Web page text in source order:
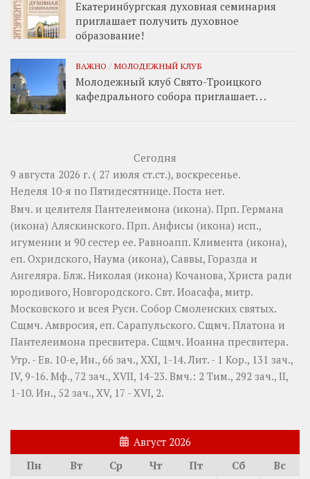
Екатеринбургская духовная семинария
приглашает получить духовное
образование!
ВАЖНО / МОЛОДЕЖНЫЙ КЛУБ
Молодежный клуб Свято-Троицкого
кафедрального собора приглашает. . .
Сегодня
9 августа 2026 г. ( 27 июля ст.ст.), воскресенье.
Неделя 10-я по Пятидесятнице. Поста нет.
Вмч. и целителя Пантелеимона (икона). Прп. Германа
(икона) Аляскинского. Прп. Анфисы (икона) исп.,
игумении и 90 сестер ее. Равноапп. Климента (икона),
еп. Охридского, Наума (икона), Саввы, Горазда и
Ангеляра. Блж. Николая (икона) Кочанова, Христа ради
юродивого, Новгородского. Свт. Иоасафа, митр.
Московского и всея Руси. Собор Смоленских святых.
Сщмч. Амвросия, еп. Сарапульского. Сщмч. Платона и
Пантелеимона пресвитера. Сщмч. Иоанна пресвитера.
Утр. - Ев. 10-е, Ин., 66 зач., XXI, 1-14.Лит. - 1 Кор., 131 зач.,
IV, 9-16. Мф., 72 зач., XVII, 14-23. Вмч.: 2 Тим., 292 зач., II,
1-10. Ин., 52 зач., XV, 17 - XVI, 2.
Август 2026
Пн
Вт Ср Чт Пт Сб
Вс